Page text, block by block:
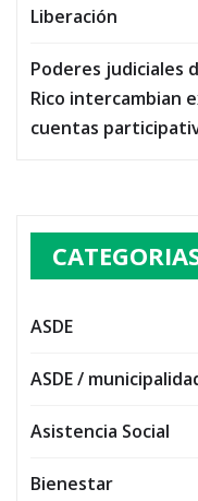
Liberación
Poderes judiciales
Rico intercambian
cuentas
ASDE
ASDE /
Asistencia Social
Bienestar